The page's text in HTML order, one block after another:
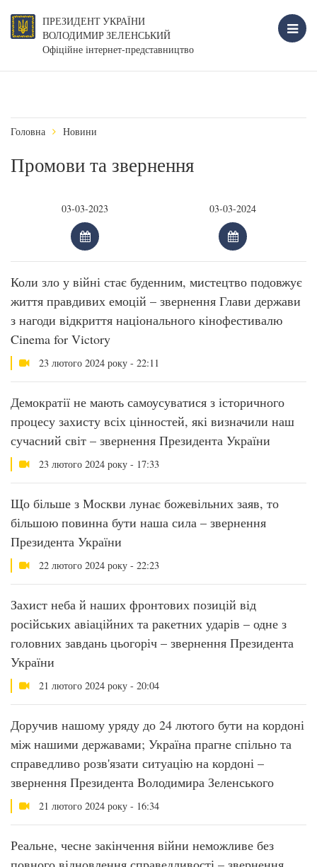
ПРЕЗИДЕНТ УКРАЇНИ
ВОЛОДИМИР ЗЕЛЕНСЬКИЙ
Офіційне інтернет-представництво
Головна Новини
Промови та звернення
Коли зло у війні стає буденним, мистецтво подовжує
життя правдивих емоцій – звернення Глави держави
з нагоди відкриття національного кінофестивалю
Cinema for Victory
23 лютого 2024 року - 22:11
Демократії не мають самоусуватися з історичного
процесу захисту всіх цінностей, які визначили наш
сучасний світ – звернення Президента України
23 лютого 2024 року - 17:33
Що більше з Москви лунає божевільних заяв, то
більшою повинна бути наша сила – звернення
Президента України
22 лютого 2024 року - 22:23
Захист неба й наших фронтових позицій від
російських авіаційних та ракетних ударів – одне з
головних завдань цьогоріч – звернення Президента
України
21 лютого 2024 року - 20:04
Доручив нашому уряду до 24 лютого бути на кордоні
між нашими державами; Україна прагне спільно та
справедливо розв'язати ситуацію на кордоні –
звернення Президента Володимира Зеленського
21 лютого 2024 року - 16:34
Реальне, чесне закінчення війни неможливе без